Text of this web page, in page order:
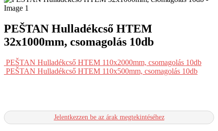
PEŠTAN Hulladékcső HTEM
32x1000mm, csomagolás 10db
PEŠTAN Hulladékcső HTEM 110x2000mm, csomagolás 10db
PEŠTAN Hulladékcső HTEM 110x500mm, csomagolás 10db
Jelentkezzen be az árak megtekintéséhez